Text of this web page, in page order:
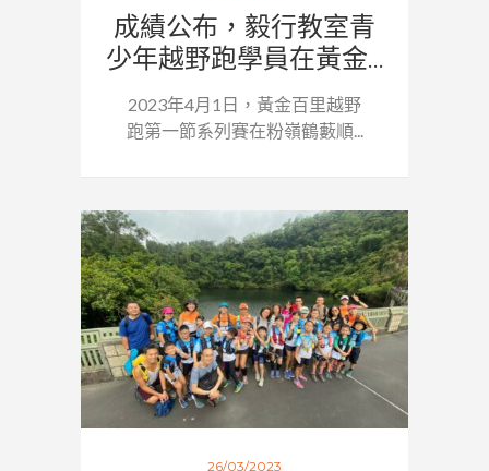
成績公布，毅行教室青
少年越野跑學員在黃金...
2023年4月1日，黃金百里越野
跑第一節系列賽在粉嶺鶴藪順...
26/03/2023